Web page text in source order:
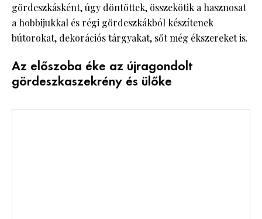
gördeszkásként, úgy döntöttek, összekötik a hasznosat
a hobbijukkal és régi gördeszkákból készítenek
bútorokat, dekorációs tárgyakat, sőt még ékszereket is.
Az előszoba éke az újragondolt
gördeszkaszekrény és ülőke